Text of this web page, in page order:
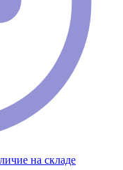
на складе